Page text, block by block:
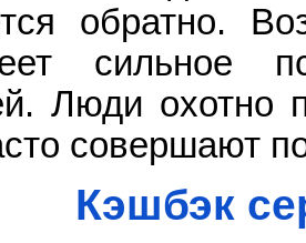
обратно.
сильное
Люди охотно
совершают
Кэшбэк